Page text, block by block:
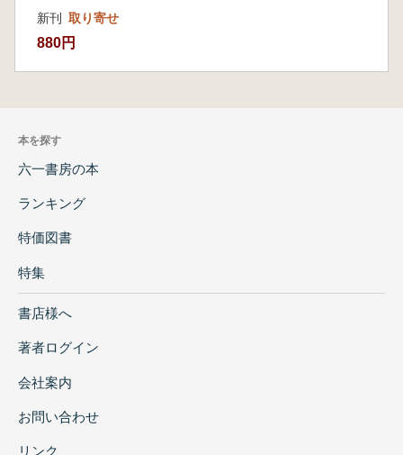
新刊 取り寄せ
880円
本を探す
六一書房の本
ランキング
特価図書
特集
書店様へ
著者ログイン
会社案内
お問い合わせ
リンク